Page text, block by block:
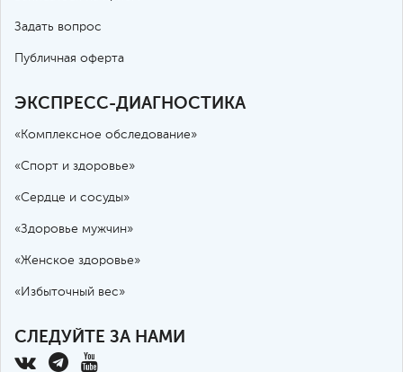
Задать вопрос
Публичная оферта
ЭКСПРЕСС-ДИАГНОСТИКА
«Комплексное обследование»
«Спорт и здоровье»
«Сердце и сосуды»
«Здоровье мужчин»
«Женское здоровье»
«Избыточный вес»
СЛЕДУЙТЕ ЗА НАМИ